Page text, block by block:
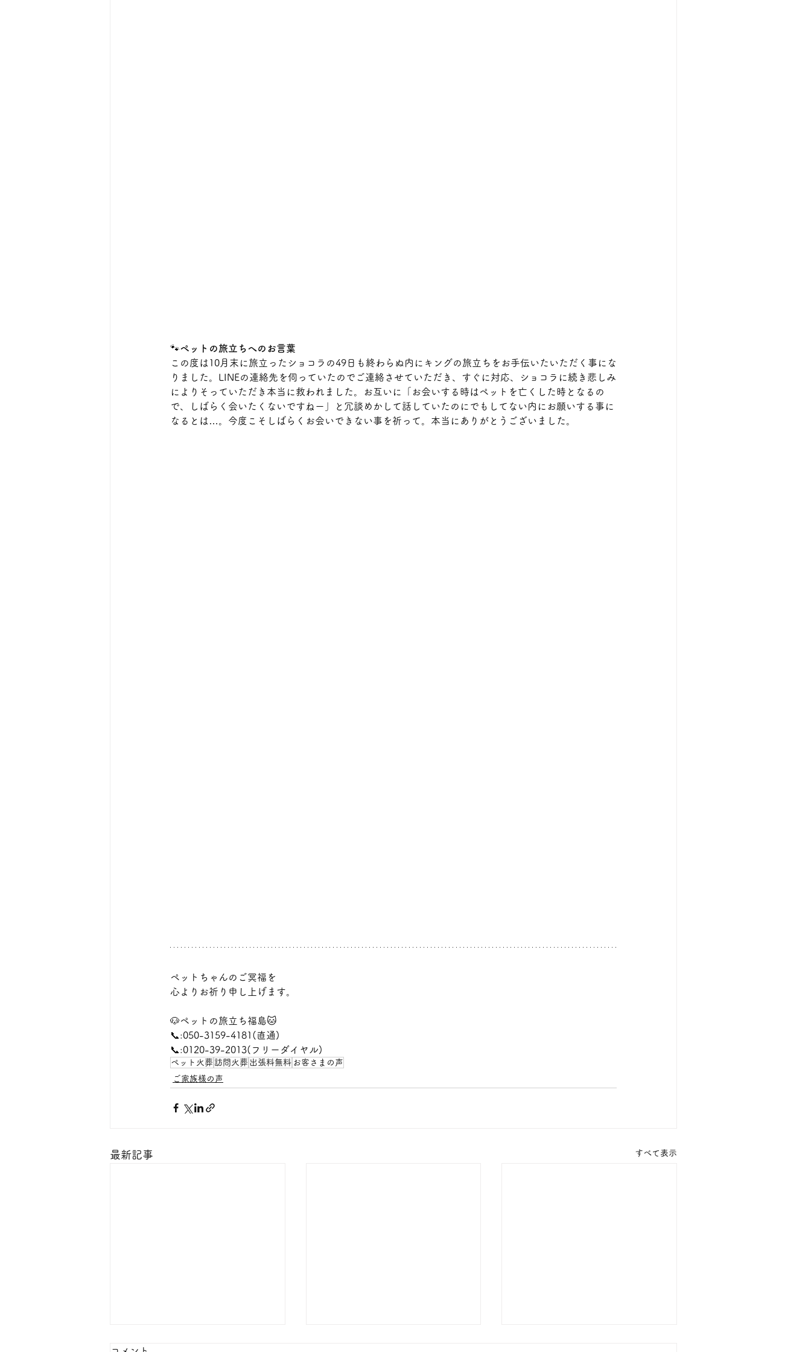
🐾ペットの旅立ちへのお言葉
この度は10月末に旅立ったショコラの49日も終わらぬ内にキングの旅立ちをお手伝いたいただく事にな
りました。LINEの連絡先を伺っていたのでご連絡させていただき、すぐに対応、ショコラに続き悲しみ
によりそっていただき本当に救われました。お互いに「お会いする時はペットを亡くした時となるの
で、しばらく会いたくないですねー」と冗談めかして話していたのにでもしてない内にお願いする事に
なるとは…。今度こそしばらくお会いできない事を祈って。本当にありがとうございました。
ペットちゃんのご冥福を
心よりお祈り申し上げます。
🐶ペットの旅立ち福島🐱
📞:050-3159-4181(直通)
📞:0120-39-2013(フリーダイヤル)
ペット火葬 訪問火葬 出張料無料 お客さまの声
ご家族様の声
最新記事 すべて表示